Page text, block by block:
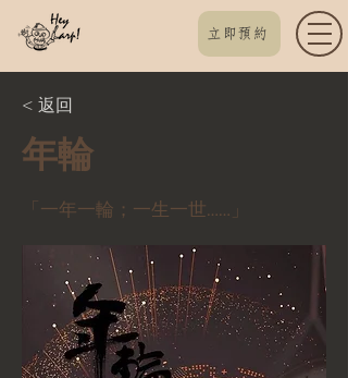
立即預約
< 返回
年輪
「一年一輪；一生一世……」